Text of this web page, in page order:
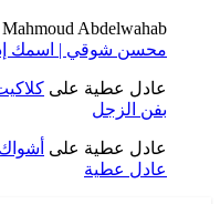
Abdelwahab
محسن شوقي | اسمك
عادل عطية على
بفن الزجل
عادل عطية على
عادل عطية